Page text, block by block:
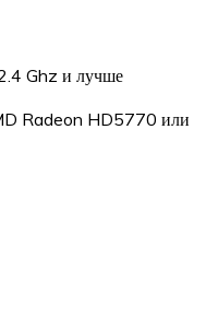
Ghz и лучше
Radeon HD5770 или